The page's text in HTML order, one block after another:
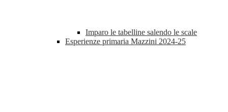
Imparo le tabelline salendo le scale
Esperienze primaria Mazzini 2024-25